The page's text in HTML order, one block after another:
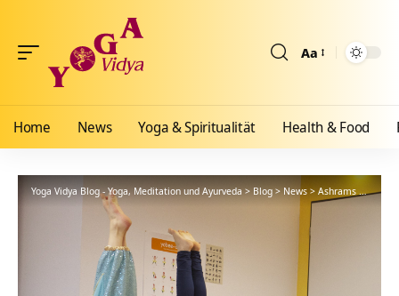
Aa
Home News Yoga & Spiritualität Health & Food
Yoga Vidya Blog - Yoga, Meditation und Ayurveda >Blog >News>Ashrams Bad